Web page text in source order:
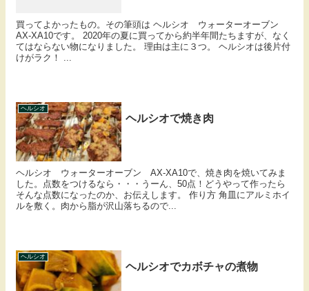
買ってよかったもの。その筆頭は ヘルシオ ウォーターオーブン
AX-XA10です。 2020年の夏に買ってから約半年間たちますが、なく
てはならない物になりました。 理由は主に３つ。 ヘルシオは後片付
けがラク！ ...
ヘルシオ
ヘルシオで焼き肉
ヘルシオ ウォーターオーブン AX-XA10で、焼き肉を焼いてみま
した。点数をつけるなら・・・うーん、50点！どうやって作ったら
そんな点数になったのか、お伝えします。 作り方 角皿にアルミホイ
ルを敷く。肉から脂が沢山落ちるので...
ヘルシオ
ヘルシオでカボチャの煮物